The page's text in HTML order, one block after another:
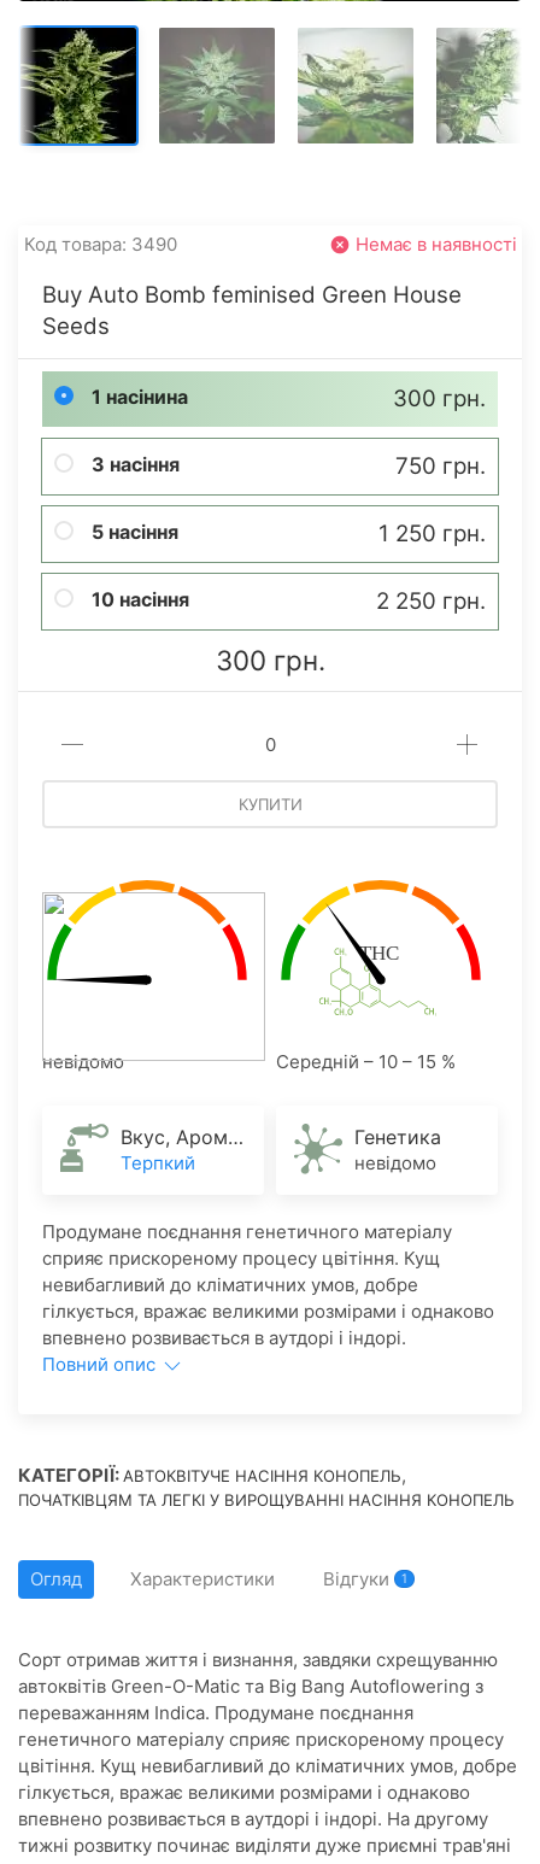
Код товара: 3490 Немає в наявності
Buy Auto Bomb feminised Green House
Seeds
1 насінина 300 грн.
3 насіння 750 грн.
5 насіння 1 250 грн.
10 насіння 2 250 грн.
300 грн.
КУПИТИ
невідомо Середній – 10 – 15 %
Вкус, Аромат
Терпкий
Генетика
невідомо
Продумане поєднання генетичного матеріалу
сприяє прискореному процесу цвітіння. Кущ
невибагливий до кліматичних умов, добре
гілкується, вражає великими розмірами і однаково
впевнено розвивається в аутдорі і індорі.
Повний опис
КАТЕГОРІЇ:АВТОКВІТУЧЕ НАСІННЯ КОНОПЕЛЬ,
ПОЧАТКІВЦЯМ ТА ЛЕГКІ У ВИРОЩУВАННІ НАСІННЯ КОНОПЕЛЬ
Огляд Характеристики Відгуки 1
Сорт отримав життя і визнання, завдяки схрещуванню
автоквітів Green-O-Matic та Big Bang Autoflowering з
переважанням Indica. Продумане поєднання
генетичного матеріалу сприяє прискореному процесу
цвітіння. Кущ невибагливий до кліматичних умов, добре
гілкується, вражає великими розмірами і однаково
впевнено розвивається в аутдорі і індорі. На другому
тижні розвитку починає виділяти дуже приємні трав'яні